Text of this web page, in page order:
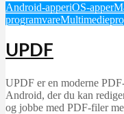
Android-apperiOS-apper
programvare
UPDF
UPDF er en moderne
Android, der du kan
og jobbe med PDF-filer